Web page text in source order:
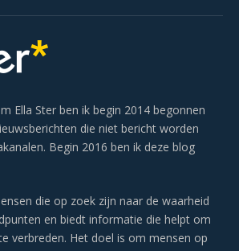
Ella Ster ben ik begin 2014 begonnen
die niet bericht worden
Begin 2016 ben ik deze blog
die op zoek zijn naar de waarheid
en biedt informatie die helpt om
verbreden. Het doel is om mensen op